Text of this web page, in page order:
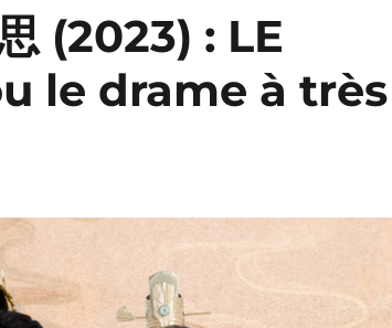
(2023) : LE
le drame à très